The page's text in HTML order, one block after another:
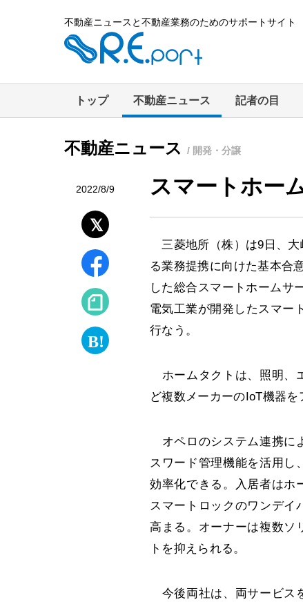
不動産ニュースと不動産業務のためのサポートサイト
トップ 不動産ニュース 記者の目
不動産ニュース / 開発・分譲
2022/8/9 スマートホー
三菱地所（株）は9日、大
る業務提携に向けた基本合
した総合スマートホームサ
電気工業が開発したスマー
行なう。
ホームタクトは、照明、
ど複数メーカーのIoT機器を
オペロのシステム連携に
スワード管理機能を活用し
効率化できる。入居者はホ
スマートロックのワンデイ
高まる。オーナーは複数ソ
トを抑えられる。
今後両社は、両サービス